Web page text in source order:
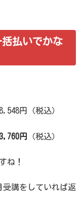
払いでかな
円（税込）
円 （税込）
ね！
受講をしていれば返